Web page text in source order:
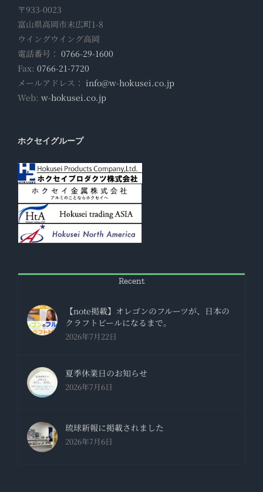
〒933-0023
富山県高岡市末広町1-8
ウイングウイング高岡
電話番号： 0766-29-1600
Fax: 0766-21-7720
メールアドレス： info@w-hokusei.co.jp
Web: w-hokusei.co.jp
ホクセイグループ
Recent
【note掲載】オレゴンのフルーツが、日本の
クラフトビールになるまで。
2026年7月22日
夏季休業日のお知らせ
2026年7月6日
琉球新報に掲載されました
2026年7月6日